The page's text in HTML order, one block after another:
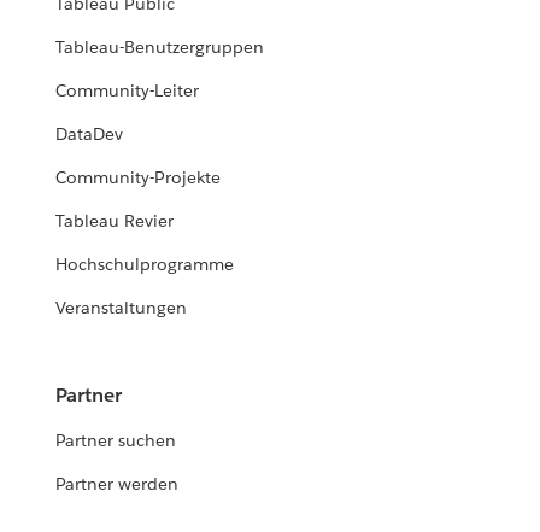
Tableau-Benutzergruppen
Community-Leiter
DataDev
Community-Projekte
Tableau Revier
Hochschulprogramme
Veranstaltungen
Partner
Partner suchen
Partner werden